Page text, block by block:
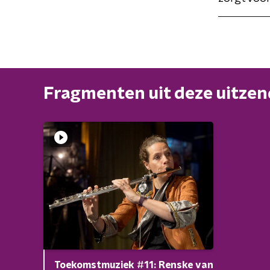
Fragmenten uit deze
Toekomstmuziek #11: Renske van